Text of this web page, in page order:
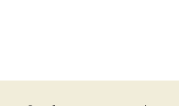
cuando
ya ví